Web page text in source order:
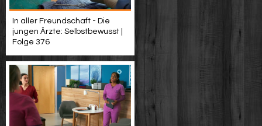
In aller Freundschaft - Die
jungen Ärzte: Selbstbewusst |
Folge 376